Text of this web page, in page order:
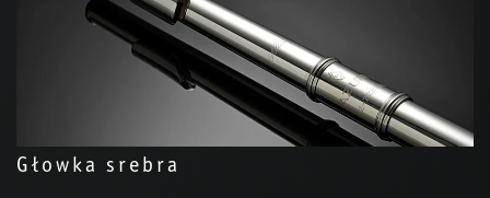
Głowka srebra